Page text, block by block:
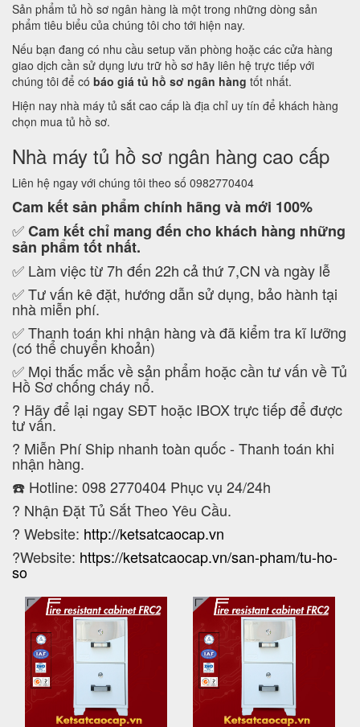
Sản phẩm tủ hồ sơ ngân hàng là một trong những dòng sản
phẩm tiêu biểu của chúng tôi cho tới hiện nay.
Nếu bạn đang có nhu cầu setup văn phòng hoặc các cửa hàng
giao dịch cần sử dụng lưu trữ hồ sơ hãy liên hệ trực tiếp với
chúng tôi để có báo giá tủ hồ sơ ngân hàng tốt nhất.
Hiện nay nhà máy tủ sắt cao cấp là địa chỉ uy tín để khách hàng
chọn mua tủ hồ sơ.
Nhà máy tủ hồ sơ ngân hàng cao cấp
Liên hệ ngay với chúng tôi theo số 0982770404
Cam kếtsản phẩm chính hãng và mới 100%
✅Cam kếtchỉ mang đến cho khách hàng những
sản phẩm tốt nhất.
✅ Làm việc từ 7h đến 22h cả thứ 7,CN và ngày lễ
✅ Tư vấn kê đặt, hướng dẫn sử dụng, bảo hành tại
nhà miễn phí.
✅ Thanh toán khi nhận hàng và đã kiểm tra kĩ lưỡng
(có thể chuyển khoản)
✅ Mọi thắc mắc về sản phẩm hoặc cần tư vấn về Tủ
Hồ Sơ chống cháy nổ.
? Hãy để lại ngay SĐT hoặc IBOX trực tiếp để được
tư vấn.
? Miễn Phí Ship nhanh toàn quốc - Thanh toán khi
nhận hàng.
☎️ Hotline: 098 2770404 Phục vụ 24/24h
? Nhận Đặt Tủ Sắt Theo Yêu Cầu.
? Website: http://ketsatcaocap.vn
?Website: https://ketsatcaocap.vn/san-pham/tu-ho-
so